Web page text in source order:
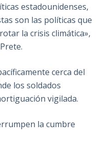
estadounidenses,
son las políticas que
la crisis climática»,
cerca del
los soldados
vigilada.
la cumbre